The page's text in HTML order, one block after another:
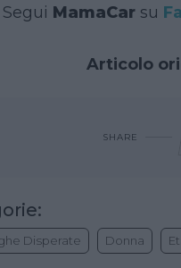
Segui MamaCarsu
Articolo
SHARE
Disperate Donna